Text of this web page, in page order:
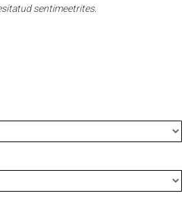
sentimeetrites.